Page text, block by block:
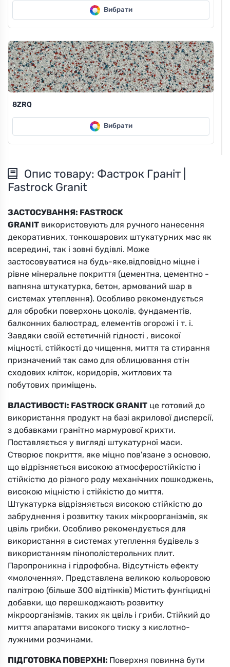
Вибрати
8ZRQ
Вибрати
8ZSQ
Вибрати
95ZML
Вибрати
95ZP
95ZQ
Вибрати
Опис товару: Фастрок Граніт |
Fastrock Granit
ЗАСТОСУВАННЯ: FASTROCK
GRANIT використовують для ручного нанесення
декоративних, тонкошарових штукатурних мас як
всередині, так і зовні будівлі. Може
застосовуватися на будь-яке,відповідно міцне і
рівне мінеральне покриття (цементна, цементно -
вапняна штукатурка, бетон, армований шар в
системах утеплення). Особливо рекомендується
для обробки поверхонь цоколів, фундаментів,
балконних балюстрад, елементів огорожі і т. і.
Завдяки своїй естетичній гідності , високої
міцності, стійкості до чищення, миття та стирання
призначений так само для облицювання стін
сходових кліток, коридорів, житлових та
побутових приміщень.
ВЛАСТИВОСТІ: FASTROCK GRANIT це готовий до
використання продукт на базі акрилової дисперсії,
з добавками гранітно мармурової крихти.
Поставляється у вигляді штукатурної маси.
Створює покриття, яке міцно пов'язане з основою,
що відрізняється високою атмосферостійкістю і
стійкістю до різного роду механічних пошкоджень,
високою міцністю і стійкістю до миття.
Штукатурка відрізняється високою стійкістю до
забруднення і розвитку таких мікроорганізмів, як
цвіль грибки. Особливо рекомендується для
використання в системах утеплення будівель з
використанням пінополістерольних плит.
Паропроникна і гідрофобна. Відсутність ефекту
«молочення». Представлена великою кольоровою
палітрою (більше 300 відтінків) Містить фунгіцидні
добавки, що перешкоджають розвитку
мікроорганізмів, таких як цвіль і гриби. Стійкий до
миття апаратами високого тиску з кислотно-
лужними розчинами.
ПІДГОТОВКА ПОВЕРХНІ: Поверхня повинна бути